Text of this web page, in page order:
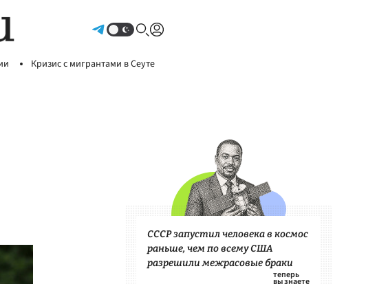
Кризис с мигрантами в Сеуте
СССР запустил человека в космос
раньше, чем по всему США
разрешили межрасовые браки